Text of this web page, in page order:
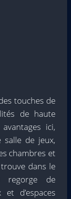
touches de
de haute
ici,
de jeux,
chambres et
dans le
regorge de
d’espaces